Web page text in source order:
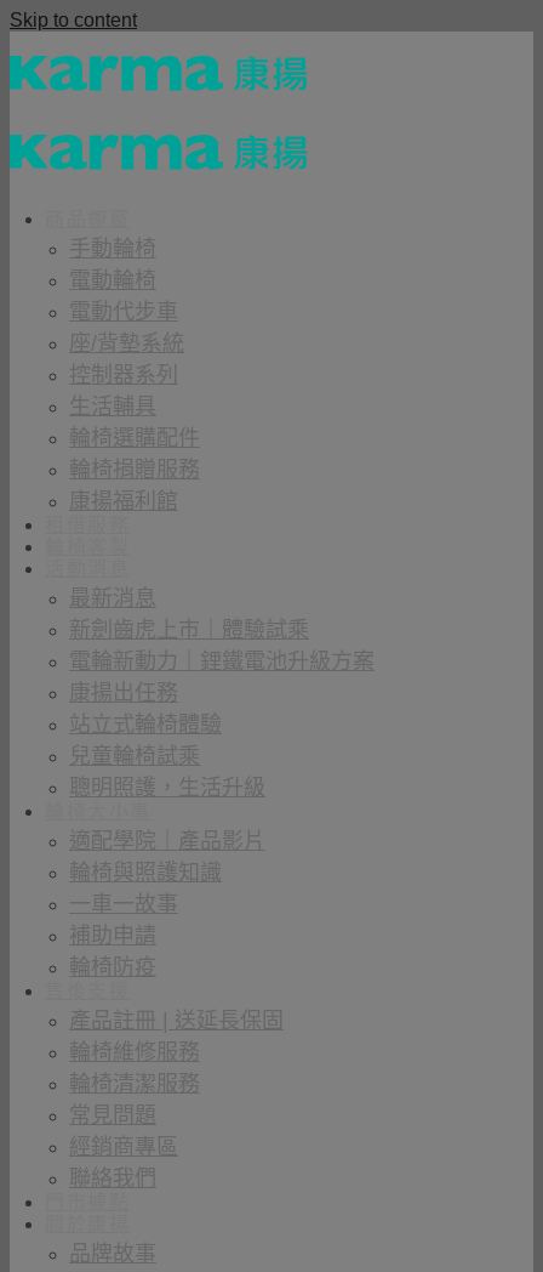
Skip to content
手動輪椅
電動輪椅
電動代步車
座/背墊系統
控制器系列
生活輔具
輪椅選購配件
輪椅捐贈服務
康揚福利館
最新消息
新劍齒虎上市｜體驗試乘
電輪新動力｜鋰鐵電池升級方案
康揚出任務
站立式輪椅體驗
兒童輪椅試乘
聰明照護，生活升級
適配學院｜產品影片
輪椅與照護知識
一車一故事
補助申請
輪椅防疫
產品註冊 | 送延長保固
輪椅維修服務
輪椅清潔服務
常見問題
經銷商專區
聯絡我們
品牌故事